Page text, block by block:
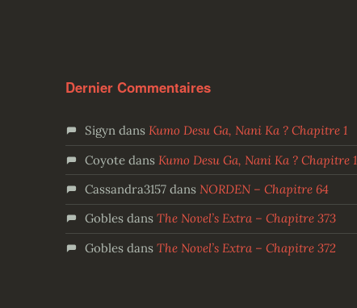
Dernier Commentaires
Sigyndans Kumo Desu Ga, Nani Ka ? Chapitre 1
Coyotedans Kumo Desu Ga, Nani Ka ? Chapitre 1
Cassandra3157dans NORDEN – Chapitre 64
Goblesdans The Novel’s Extra – Chapitre 373
Goblesdans The Novel’s Extra – Chapitre 372